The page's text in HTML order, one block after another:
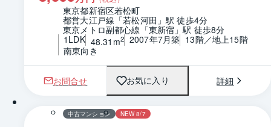
東京都新宿区若松町
都営大江戸線「若松河田」駅 徒歩4分
東京メトロ副都心線「東新宿」駅 徒歩8分
1LDK 48.31m2 2007年7月築 13階／地上15階
南東向き
お問合せ お気に入り 詳細
1 / 0 間取り
中古マンション NEW 8/7